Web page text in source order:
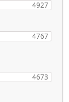
4927
4767
4673